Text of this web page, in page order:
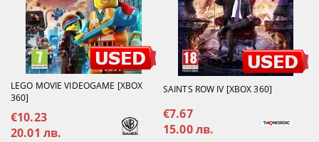
LEGO MOVIE VIDEOGAME [XBOX
360]
€10.23
20.01 лв.
SAINTS ROW IV [XBOX 360]
€7.67
15.00 лв.